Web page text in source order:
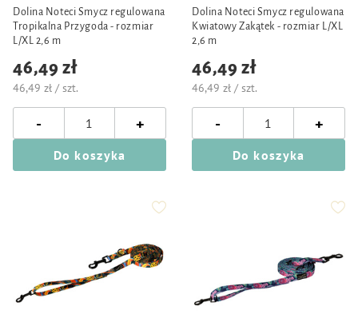
Dolina Noteci Smycz regulowana
Tropikalna Przygoda - rozmiar
L/XL 2,6 m
46,49 zł
46,49 zł / szt.
- +
Do koszyka
Dolina Noteci Smycz regulowana
Kwiatowy Zakątek - rozmiar L/XL
2,6 m
46,49 zł
46,49 zł / szt.
- +
Do koszyka